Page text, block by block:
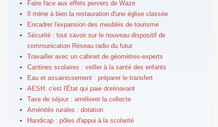
Faire face aux effets pervers de Waze
Il mène à bien la restauration d'une église classée
Encadrer l'expansion des meublés de tourisme
Sécurité : tout savoir sur le nouveau dispositif de
communication Réseau radio du futur
Travailler avec un cabinet de géomètres-experts
Cantines scolaires : veiller à la santé des enfants
Eau et assainissement : préparer le transfert
AESH: c'est l'État qui paie dorénavant
Taxe de séjour : améliorer la collecte
Aménités rurales : dotation
Handicap : pôles d'appui à la scolarité